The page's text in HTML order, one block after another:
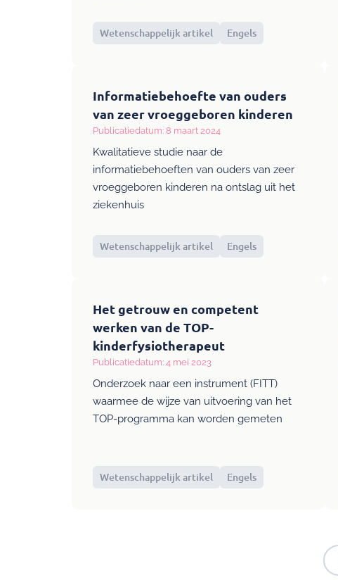
Wetenschappelijk artikel Engels
Informatiebehoefte van ouders
van zeer vroeggeboren kinderen
Publicatiedatum: 8 maart 2024
Kwalitatieve studie naar de
informatiebehoeften van ouders van zeer
vroeggeboren kinderen na ontslag uit het
ziekenhuis
Wetenschappelijk artikel Engels
Het getrouw en competent
werken van de TOP-
kinderfysiotherapeut
Publicatiedatum: 4 mei 2023
Onderzoek naar een instrument (FITT)
waarmee de wijze van uitvoering van het
TOP-programma kan worden gemeten
Wetenschappelijk artikel Engels